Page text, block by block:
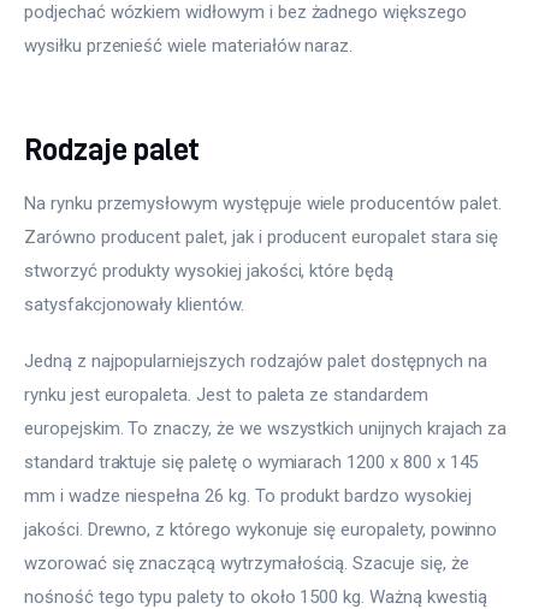
Pozostałe
podjechać wózkiem widłowym i bez żadnego większego
wysiłku przenieść wiele materiałów naraz.
Rodzaje palet
Na rynku przemysłowym występuje wiele producentów palet.
Zarówno producent palet, jak i producent europalet stara się
stworzyć produkty wysokiej jakości, które będą
satysfakcjonowały klientów.
Jedną z najpopularniejszych rodzajów palet dostępnych na
rynku jest europaleta. Jest to paleta ze standardem
europejskim. To znaczy, że we wszystkich unijnych krajach za
standard traktuje się paletę o wymiarach 1200 x 800 x 145
mm i wadze niespełna 26 kg. To produkt bardzo wysokiej
jakości. Drewno, z którego wykonuje się europalety, powinno
wzorować się znaczącą wytrzymałością. Szacuje się, że
nośność tego typu palety to około 1500 kg. Ważną kwestią